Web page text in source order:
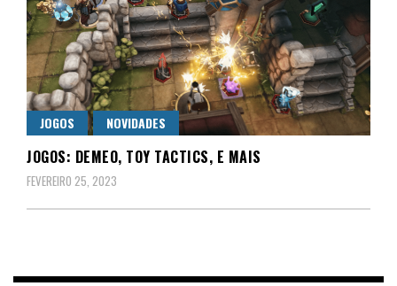
JOGOS NOVIDADES
JOGOS: DEMEO, TOY TACTICS, E MAIS
FEVEREIRO 25, 2023